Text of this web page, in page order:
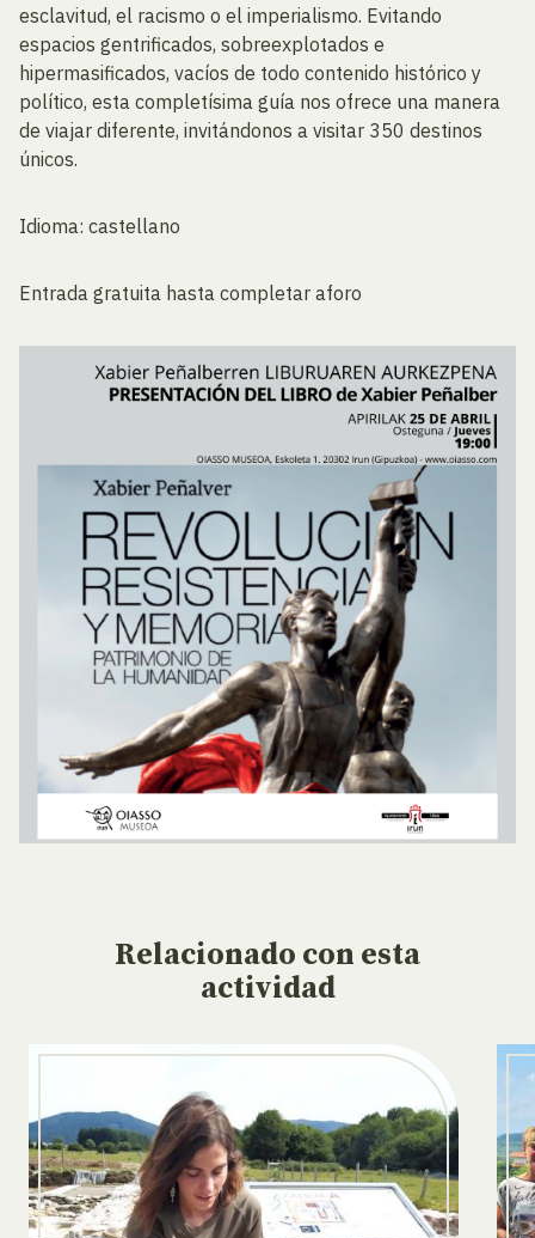
esclavitud, el racismo o el imperialismo. Evitando
espacios gentrificados, sobreexplotados e
hipermasificados, vacíos de todo contenido histórico y
político, esta completísima guía nos ofrece una manera
de viajar diferente, invitándonos a visitar 350 destinos
únicos.
Idioma: castellano
Entrada gratuita hasta completar aforo
Relacionado con esta
actividad